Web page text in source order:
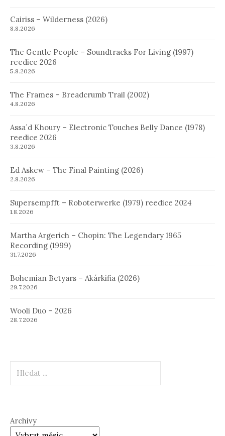
Cairiss – Wilderness (2026)
8.8.2026
The Gentle People – Soundtracks For Living (1997)
reedice 2026
5.8.2026
The Frames – Breadcrumb Trail (2002)
4.8.2026
Assa´d Khoury – Electronic Touches Belly Dance (1978)
reedice 2026
3.8.2026
Ed Askew – The Final Painting (2026)
2.8.2026
Supersempfft – Roboterwerke (1979) reedice 2024
1.8.2026
Martha Argerich – Chopin: The Legendary 1965
Recording (1999)
31.7.2026
Bohemian Betyars – Akárkifia (2026)
29.7.2026
Wooli Duo – 2026
28.7.2026
Archivy